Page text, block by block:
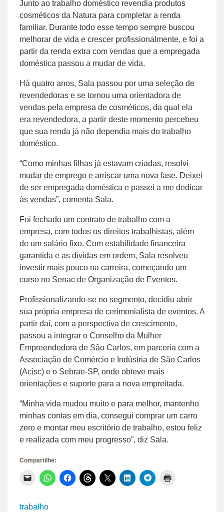
Junto ao trabalho doméstico revendia produtos
cosméticos da Natura para completar a renda
familiar. Durante todo esse tempo sempre buscou
melhorar de vida e crescer profissionalmente, e foi a
partir da renda extra com vendas que a empregada
doméstica passou a mudar de vida.
Há quatro anos, Sala passou por uma seleção de
revendedoras e se tornou uma orientadora de
vendas pela empresa de cosméticos, da qual ela
era revendedora, a partir deste momento percebeu
que sua renda já não dependia mais do trabalho
doméstico.
“Como minhas filhas já estavam criadas, resolvi
mudar de emprego e arriscar uma nova fase. Deixei
de ser empregada doméstica e passei a me dedicar
às vendas”, comenta Sala.
Foi fechado um contrato de trabalho com a
empresa, com todos os direitos trabalhistas, além
de um salário fixo. Com estabilidade financeira
garantida e as dívidas em ordem, Sala resolveu
investir mais pouco na carreira, começando um
curso no Senac de Organização de Eventos.
Profissionalizando-se no segmento, decidiu abrir
sua própria empresa de cerimonialista de eventos. A
partir daí, com a perspectiva de crescimento,
passou a integrar o Conselho da Mulher
Empreendedora de São Carlos, em parceria com a
Associação de Comércio e Indústria de São Carlos
(Acisc) e o Sebrae-SP, onde obteve mais
orientações e suporte para a nova empreitada.
“Minha vida mudou muito e para melhor, mantenho
minhas contas em dia, consegui comprar um carro
zero e montar meu escritório de trabalho, estou feliz
e realizada com meu progresso”, diz Sala.
Compartilhe:
Clique
para
link
por
Clique
para
Clique
para
Clique
para
Clique
para
Clique
para
Clique
para
trabalho